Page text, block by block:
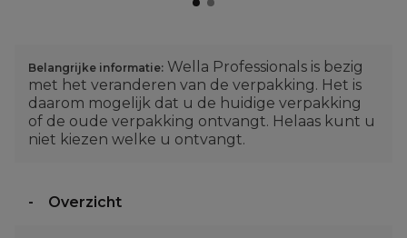
Belangrijke informatie: Wella Professionals is bezig
met het veranderen van de verpakking. Het is
daarom mogelijk dat u de huidige verpakking
of de oude verpakking ontvangt. Helaas kunt u
niet kiezen welke u ontvangt.
Overzicht